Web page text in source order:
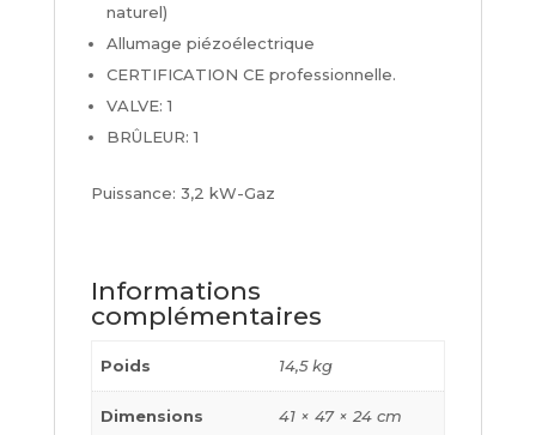
naturel)
Allumage piézoélectrique
CERTIFICATION CE professionnelle.
VALVE: 1
BRÛLEUR: 1
Puissance: 3,2 kW-Gaz
Informations
complémentaires
Poids 14,5 kg
Dimensions 41 × 47 × 24 cm